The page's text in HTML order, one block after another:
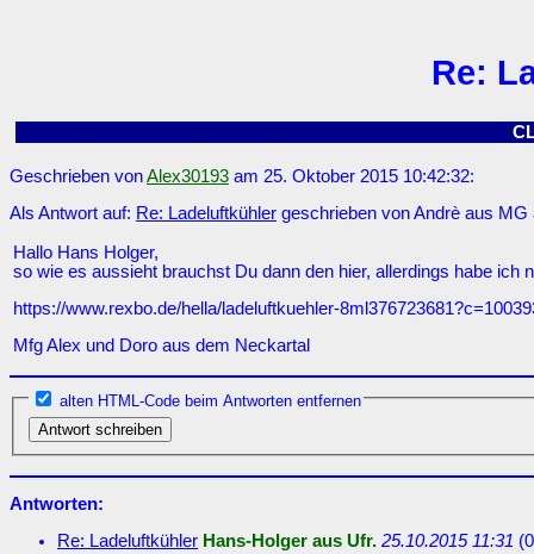
Re:
Geschrieben vonAlex30193 am 25. Oktober 2015 10:42:32:
Als Antwort auf: Re: Ladeluftkühler geschrieben von Andrè aus
Hallo Hans Holger,
so wie es aussieht brauchst Du dann den hier, allerdings habe ich
https://www.rexbo.de/hella/ladeluftkuehler-
Mfg Alex und Doro aus dem Neckartal
alten HTML-Code beim Antworten entfernen
Antworten:
Re: Ladeluftkühler Hans-Holger aus Ufr. 25.10.2015 11:31 (